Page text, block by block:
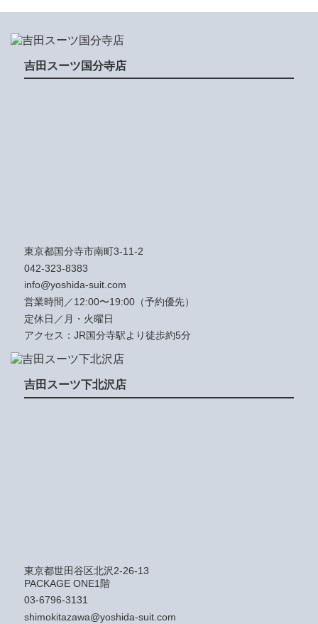
吉田スーツ国分寺店
東京都国分寺市南町3-11-2
042-323-8383
info@yoshida-suit.com
営業時間／12:00〜19:00（予約優先）
定休日／月・火曜日
アクセス：JR国分寺駅より徒歩約5分
吉田スーツ下北沢店
東京都世田谷区北沢2-26-13
PACKAGE ONE1階
03-6796-3131
shimokitazawa@yoshida-suit.com